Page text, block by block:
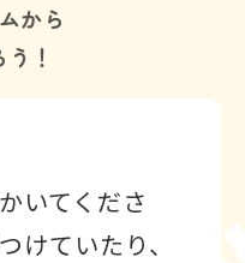
から
！
いてくださ
けていたり、